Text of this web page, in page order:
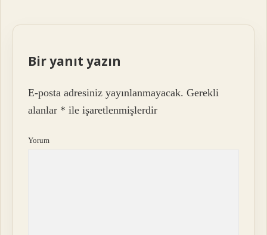
Bir yanıt yazın
E-posta adresiniz yayınlanmayacak. Gerekli
alanlar * ile işaretlenmişlerdir
Yorum